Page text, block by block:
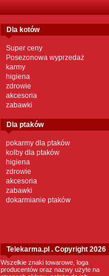
dla kotów
Super ceny
Posezonowa wyprzedaż
karmy
higiena
zdrowie
akcesoria
zabawki
dla ptaków
pokarmy dla ptaków
kolby dla ptaków
higiena
zdrowie
akcesoria
zabawki
dokarmianie ptaków
Telekarma.pl . Copyright 2026
Wszelkie znaki towarowe, loga
producentów oraz nazwy użyte na